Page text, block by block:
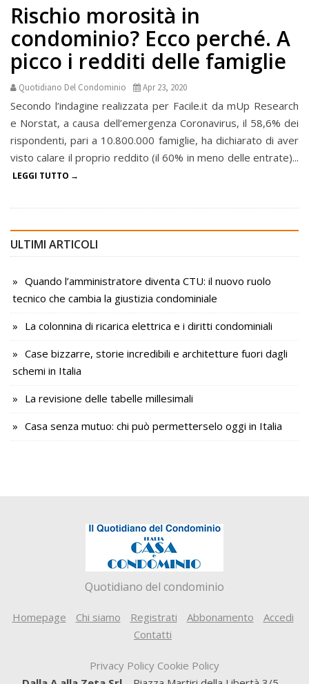
Rischio morosità in
condominio? Ecco perché. A
picco i redditi delle famiglie
Quotidiano Del Condominio Apr 23, 2020
Secondo l’indagine realizzata per Facile.it da mUp Research
e Norstat, a causa dell’emergenza Coronavirus, il 58,6% dei
rispondenti, pari a 10.800.000 famiglie, ha dichiarato di aver
visto calare il proprio reddito (il 60% in meno delle entrate)...
LEGGI TUTTO
ULTIMI ARTICOLI
Quando l’amministratore diventa CTU: il nuovo ruolo
tecnico che cambia la giustizia condominiale
La colonnina di ricarica elettrica e i diritti condominiali
Case bizzarre, storie incredibili e architetture fuori dagli
schemi in Italia
La revisione delle tabelle millesimali
Casa senza mutuo: chi può permetterselo oggi in Italia
Quotidiano del condominio
Homepage Chi siamo Registrati Abbonamento
Accedi
Contatti
Privacy Policy Cookie Policy